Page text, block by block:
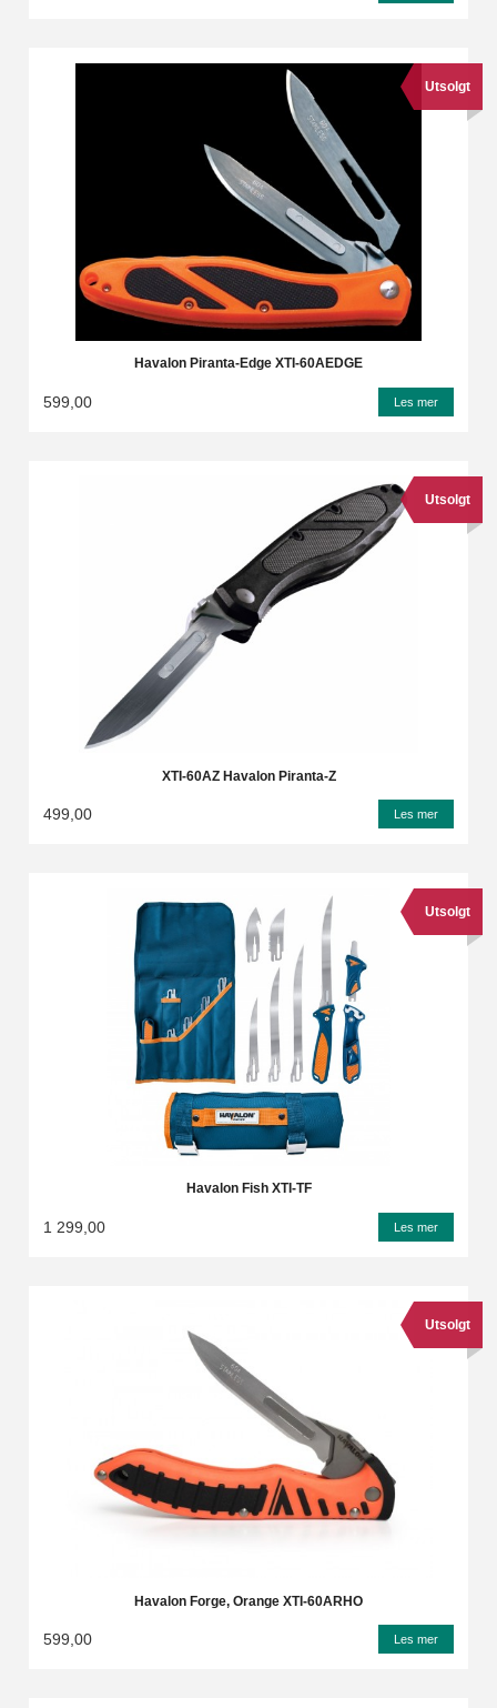
Havalon Piranta-Edge XTI-60AEDGE
Utsolgt
599,00 Les mer
XTI-60AZ Havalon Piranta-Z
Utsolgt
499,00 Les mer
Havalon Fish XTI-TF
Utsolgt
1 299,00 Les mer
Havalon Forge, Orange XTI-60ARHO
Utsolgt
599,00 Les mer